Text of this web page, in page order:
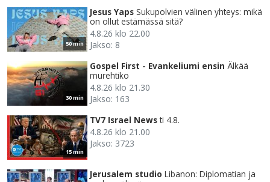
50 min
Jesus Yaps Sukupolvien välinen yhteys: mikä
on ollut estämässä sitä?
4.8.26 klo 22.00
Jakso: 8
30 min
Gospel First - Evankeliumi ensin Älkää
murehtiko
4.8.26 klo 21.30
Jakso: 163
15 min
TV7 Israel News ti 4.8.
4.8.26 klo 21.00
Jakso: 3723
Jerusalem studio Libanon: Diplomatian ja